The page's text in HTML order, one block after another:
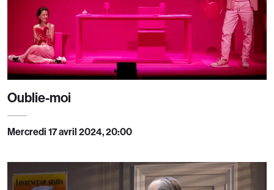
Oublie-moi
Mercredi 17 avril 2024, 20:00